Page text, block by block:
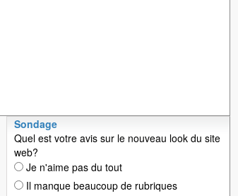
Sondage
Quel est votre avis sur le nouveau look du site
web?
Je n'aime pas du tout
Il manque beaucoup de rubriques